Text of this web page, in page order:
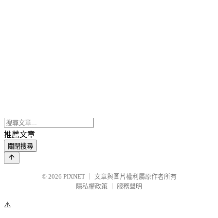
推薦文章
關閉搜尋
© 2026 PIXNET
文章與圖片權利屬原作者所有
隱私權政策
服務聲明
⚠️